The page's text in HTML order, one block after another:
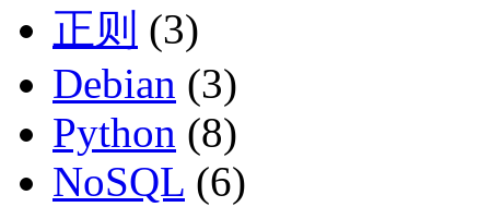
正则 (3)
Debian (3)
Python (8)
NoSQL (6)